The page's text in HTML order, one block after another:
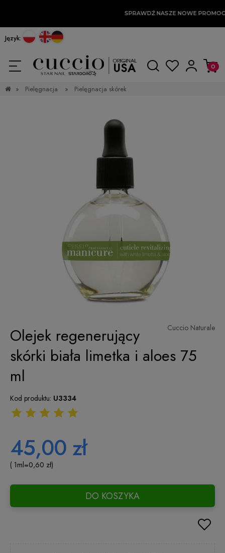
SPRAWDŹ NASZE NOWE
Język:
» Pielęgnacja » Pielęgnacja skórek
Cuccio Naturale
Olejek regenerujący
skórki biała limetka i aloes 75
ml
Kod produktu: U3334
45,00 zł
( 1ml=0,60 zł)
DO KOSZYKA